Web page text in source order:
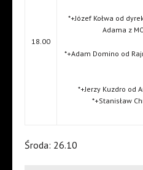
18.00
*+Józef Kołwa od
Adama z
*+Adam Domino od
*+Jerzy Kuzdro od
*+Stanisław
Środa: 26.10